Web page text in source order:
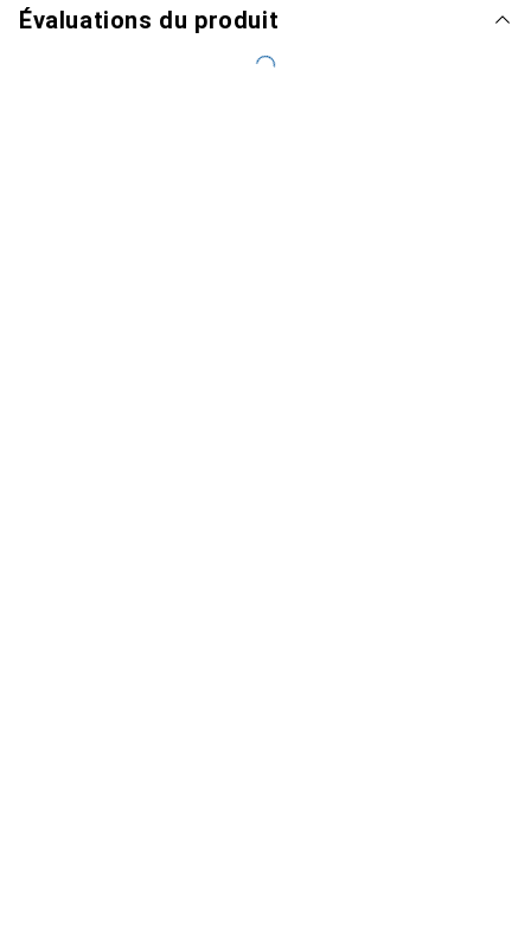
Évaluations du produit